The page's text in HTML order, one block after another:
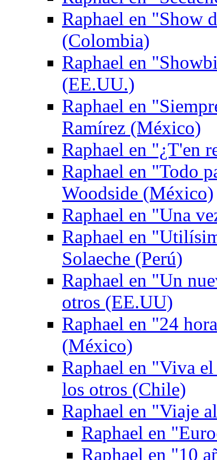
Raphael en "Show
(Colombia)
Raphael en
(EE.UU.)
Raphael en
Ramírez (México)
Raphael en "¿T'en
Raphael en "Todo
Woodside (México)
Raphael en "Una
Raphael en
Solaeche (Perú)
Raphael en "Un
otros (EE.UU)
Raphael en "24
(México)
Raphael en "Viva
los otros (Chile)
Raphael en "Viaje
Raphael en
Raphael en "10